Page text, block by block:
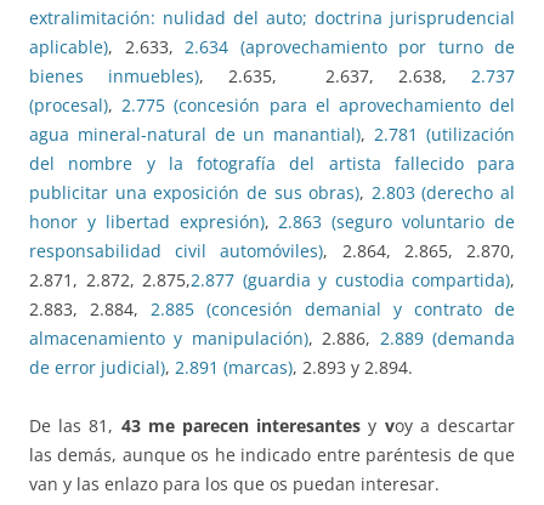
extralimitación: nulidad del auto; doctrina jurisprudencial
aplicable), 2.633, 2.634 (aprovechamiento por turno de
bienes inmuebles), 2.635, 2.637, 2.638, 2.737
(procesal),2.775 (concesión para el aprovechamiento del
agua mineral-natural de un manantial),2.781 (utilización
del nombre y la fotografía del artista fallecido para
publicitar una exposición de sus obras), 2.803 (derecho al
honor y libertad expresión), 2.863 (seguro voluntario de
responsabilidad civil automóviles), 2.864, 2.865, 2.870,
2.871, 2.872, 2.875,2.877 (guardia y custodia compartida),
2.883, 2.884, 2.885 (concesión demanial y contrato de
almacenamiento y manipulación), 2.886, 2.889 (demanda
de error judicial), 2.891 (marcas), 2.893 y 2.894.
De las 81, 43 me parecen interesantesy voy a descartar
las demás, aunque os he indicado entre paréntesis de que
van y las enlazo para los que os puedan interesar.